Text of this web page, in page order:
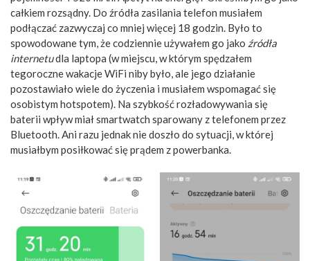
całkiem rozsądny. Do źródła zasilania telefon musiałem
podłączać zazwyczaj co mniej więcej 18 godzin. Było to
spowodowane tym, że codziennie używałem go jako źródła
internetudla laptopa (w miejscu, w którym spędzałem
tegoroczne wakacje WiFi niby było, ale jego działanie
pozostawiało wiele do życzenia i musiałem wspomagać się
osobistym hotspotem). Na szybkość rozładowywania się
baterii wpływ miał smartwatch sparowany z telefonem przez
Bluetooth. Ani razu jednak nie doszło do sytuacji, w której
musiałbym posiłkować się prądem z powerbanka.